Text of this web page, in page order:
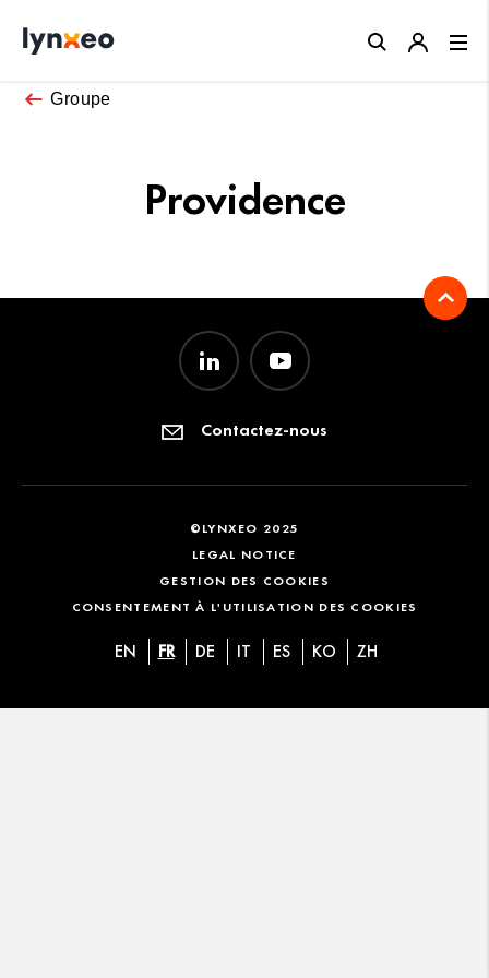
Groupe
Providence
Close
Contactez-nous
©LYNXEO 2025
LEGAL NOTICE
GESTION DES COOKIES
CONSENTEMENT À L'UTILISATION DES COOKIES
EN FR DE IT ES KO ZH